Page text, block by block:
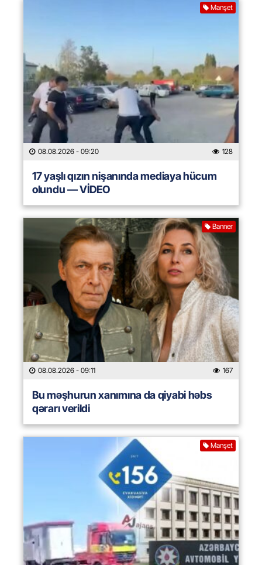
Manşet
08.08.2026 - 09:20 128
17 yaşlı qızın nişanında mediaya hücum
olundu — VİDEO
Banner
08.08.2026 - 09:11 167
Bu məşhurun xanımına da qiyabi həbs
qərarı verildi
Manşet